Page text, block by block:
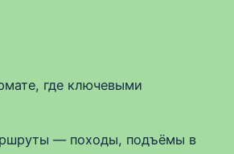
где ключевыми
— походы, подъёмы в